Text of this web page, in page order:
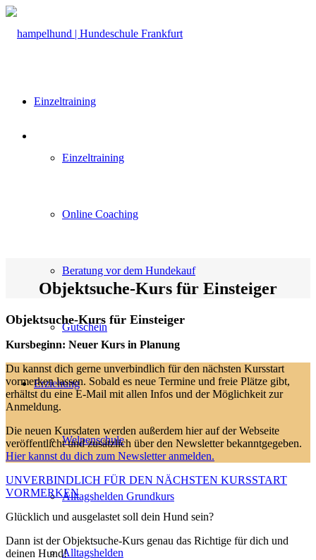
Einzeltraining
Einzeltraining
Online Coaching
Beratung vor dem Hundekauf
Gutschein
Erziehung
Welpenschule
Alltagshelden Grundkurs
Alltagshelden
Objektsuche-Kurs für Einsteiger
Objektsuche-Kurs für Einsteiger
Kursbeginn: Neuer Kurs in Planung
Du kannst dich gerne unverbindlich für den nächsten Kursstart
vormerken lassen. Sobald es neue Termine und freie Plätze gibt,
erhältst du eine E-Mail mit allen Infos und der Möglichkeit zur
Anmeldung.
Die neuen Kursdaten werden außerdem hier auf der Webseite
veröffentlicht und zusätzlich über den Newsletter bekanntgegeben.
Hier kannst du dich zum Newsletter anmelden.
UNVERBINDLICH FÜR DEN NÄCHSTEN KURSSTART
VORMERKEN
Glücklich und ausgelastet soll dein Hund sein?
Dann ist der Objektsuche-Kurs genau das Richtige für dich und
deinen Hund!